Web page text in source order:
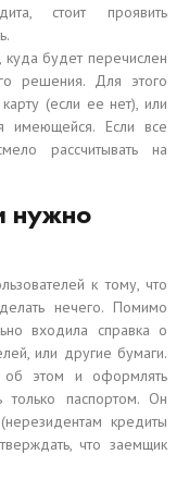
стоит проявить
куда будет перечислен
решения. Для этого
(если ее нет), или
имеющейся. Если все
рассчитывать на
нужно
к тому, что
нечего. Помимо
входила справка о
или другие бумаги.
об этом и оформлять
только паспортом. Он
кредиты
что заемщик